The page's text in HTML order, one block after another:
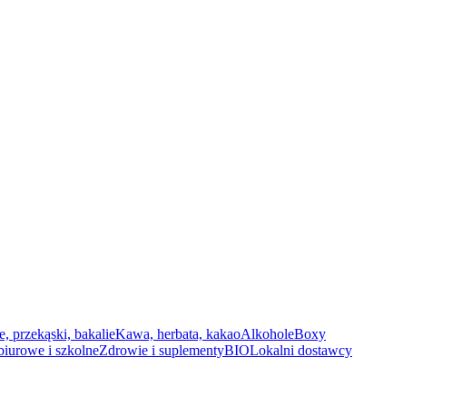
przekąski, bakalieKawa, herbata, kakaoAlkoholeBoxy
i szkolneZdrowie i suplementyBIOLokalni dostawcy